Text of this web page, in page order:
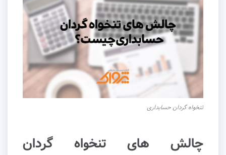
تنخواه گردان حسابداری
چالش های تنخواه گردان